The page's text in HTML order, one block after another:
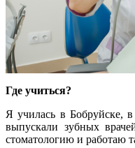
Где учиться?
Я училась в Бобруйске,
выпускали зубных
стоматологию и работаю